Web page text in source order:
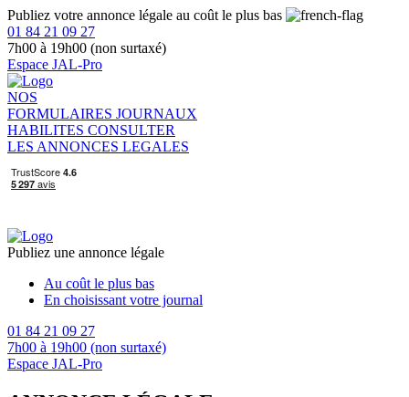
Publiez votre annonce légale au coût le plus bas
01 84 21 09 27
7h00 à 19h00 (non surtaxé)
Espace JAL-Pro
NOS
FORMULAIRES JOURNAUX
HABILITES CONSULTER
LES ANNONCES LEGALES
Publiez une annonce légale
Au coût le plus bas
En choisissant votre journal
01 84 21 09 27
7h00 à 19h00 (non surtaxé)
Espace JAL-Pro